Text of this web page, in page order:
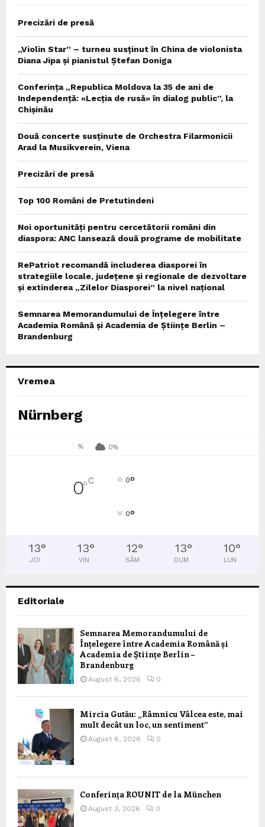
Precizări de presă
„Violin Star” – turneu susținut în China de violonista
Diana Jipa și pianistul Ștefan Doniga
Conferința „Republica Moldova la 35 de ani de
Independență: «Lecția de rusă» în dialog public”, la
Chișinău
Două concerte susținute de Orchestra Filarmonicii
Arad la Musikverein, Viena
Precizări de presă
Top 100 Români de Pretutindeni
Noi oportunități pentru cercetătorii români din
diaspora: ANC lansează două programe de mobilitate
RePatriot recomandă includerea diasporei în
strategiile locale, județene și regionale de dezvoltare
și extinderea „Zilelor Diasporei” la nivel național
Semnarea Memorandumului de Înțelegere între
Academia Română și Academia de Științe Berlin –
Brandenburg
Vremea
Nürnberg
% 0%
0°C 0°
0°
13°
JOI
13°
VIN
12°
SÂM
13°
DUM
10°
LUN
Editoriale
Semnarea Memorandumului de
Înțelegere între Academia Română și
Academia de Științe Berlin –
Brandenburg
August 6, 2026 0
Mircia Gutău: „Râmnicu Vâlcea este, mai
mult decât un loc, un sentiment”
August 6, 2026 0
Conferința ROUNIT de la München
August 3, 2026 0